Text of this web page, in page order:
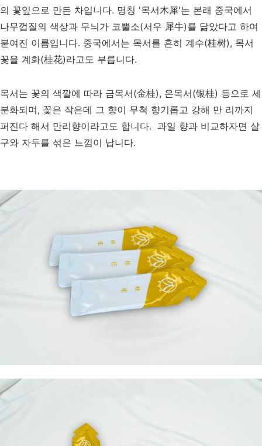
의 꽃잎으로 만든 차입니다. 명칭 '목서木犀'는 본래 중국에서
나무껍질의 색상과 무늬가 코뿔소(서우 犀牛)를 닮았다고 하여
붙여진 이름입니다. 중국에서는 목서를 흔히 계수(桂树), 목서
꽃을 계화(桂花)라고도 부릅니다.
목서는 꽃의 색깔에 따라 금목서(金桂), 은목서(银桂) 등으로 세
분화되며, 꽃은 작은데 그 향이 무척 향기롭고 강해 만 리까지
퍼진다 해서 만리향이라고도 합니다. 과일 향과 비교하자면 살
구와 자두를 섞은 느낌이 납니다.